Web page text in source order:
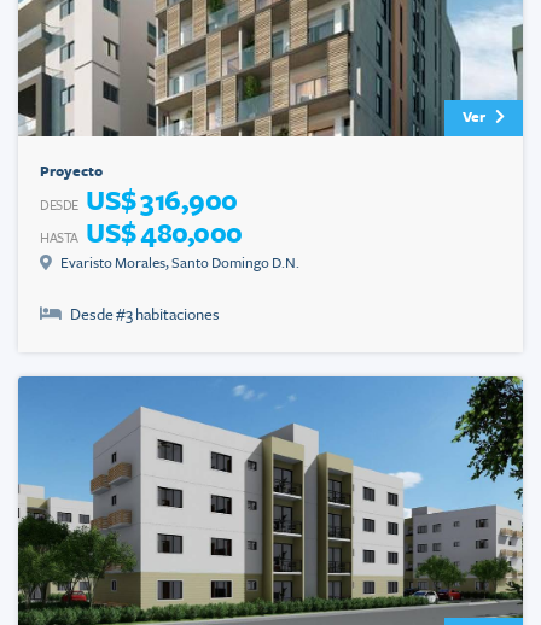
Ver
Proyecto
DESDE US$ 316,900
HASTA US$ 480,000
Evaristo Morales,Santo Domingo D.N.
Desde #3 habitaciones